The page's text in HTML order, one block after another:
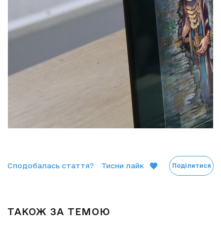
Сподобалась стаття? Тисни лайк Поділитися
ТАКОЖ ЗА ТЕМОЮ